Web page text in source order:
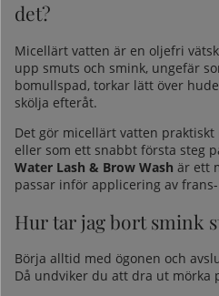
det?
Micellärt vatten är en oljefri
upp smuts och smink, ungefär
bomullspad, torkar lätt över
skölja efteråt.
Det gör micellärt vatten
eller som ett snabbt första steg
Water Lash & Brow Wash är ett
passar inför applicering av
Hur tar jag bort smink
Börja alltid med ögonen och
Då undviker du att dra ut mörka